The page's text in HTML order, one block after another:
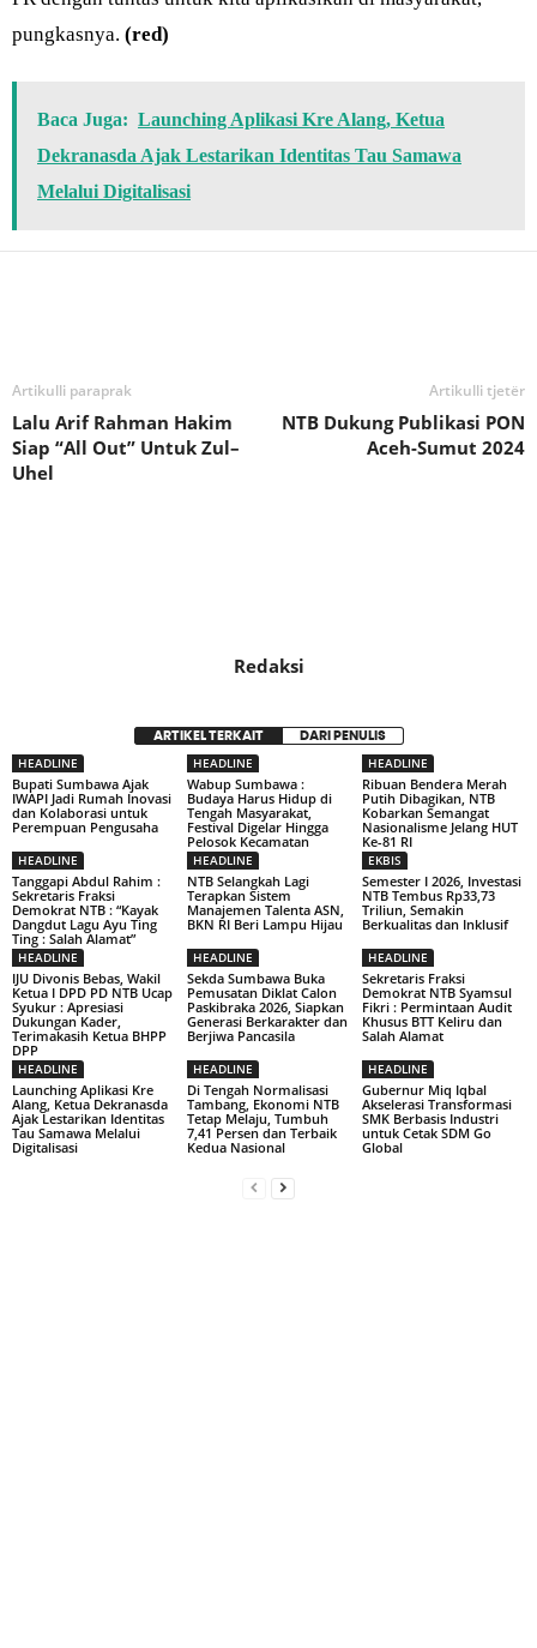
pungkasnya. (red)
Baca Juga: Launching Aplikasi Kre Alang, Ketua
Dekranasda Ajak Lestarikan Identitas Tau Samawa
Melalui Digitalisasi
Artikulli paraprak
Lalu Arif Rahman Hakim
Siap “All Out” Untuk Zul–
Uhel
Artikulli tjetër
NTB Dukung Publikasi PON
Aceh-Sumut 2024
Redaksi
ARTIKEL TERKAIT DARI PENULIS
HEADLINE
Bupati Sumbawa Ajak
IWAPI Jadi Rumah Inovasi
dan Kolaborasi untuk
Perempuan Pengusaha
HEADLINE
Wabup Sumbawa :
Budaya Harus Hidup di
Tengah Masyarakat,
Festival Digelar Hingga
Pelosok Kecamatan
HEADLINE
Ribuan Bendera Merah
Putih Dibagikan, NTB
Kobarkan Semangat
Nasionalisme Jelang HUT
Ke-81 RI
HEADLINE
Tanggapi Abdul Rahim :
Sekretaris Fraksi
Demokrat NTB : “Kayak
Dangdut Lagu Ayu Ting
Ting : Salah Alamat”
HEADLINE
NTB Selangkah Lagi
Terapkan Sistem
Manajemen Talenta ASN,
BKN RI Beri Lampu Hijau
EKBIS
Semester I 2026, Investasi
NTB Tembus Rp33,73
Triliun, Semakin
Berkualitas dan Inklusif
HEADLINE
IJU Divonis Bebas, Wakil
Ketua I DPD PD NTB Ucap
Syukur : Apresiasi
Dukungan Kader,
Terimakasih Ketua BHPP
DPP
HEADLINE
Sekda Sumbawa Buka
Pemusatan Diklat Calon
Paskibraka 2026, Siapkan
Generasi Berkarakter dan
Berjiwa Pancasila
HEADLINE
Sekretaris Fraksi
Demokrat NTB Syamsul
Fikri : Permintaan Audit
Khusus BTT Keliru dan
Salah Alamat
HEADLINE
Launching Aplikasi Kre
Alang, Ketua Dekranasda
Ajak Lestarikan Identitas
Tau Samawa Melalui
Digitalisasi
HEADLINE
Di Tengah Normalisasi
Tambang, Ekonomi NTB
Tetap Melaju, Tumbuh
7,41 Persen dan Terbaik
Kedua Nasional
HEADLINE
Gubernur Miq Iqbal
Akselerasi Transformasi
SMK Berbasis Industri
untuk Cetak SDM Go
Global